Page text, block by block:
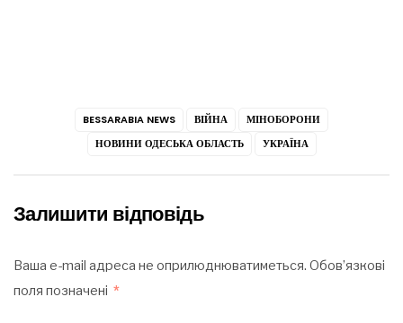
BESSARABIA NEWS ВІЙНА
МІНОБОРОНИ
НОВИНИ ОДЕСЬКА ОБЛАСТЬ
УКРАЇНА
Залишити відповідь
Ваша e-mail адреса не оприлюднюватиметься. Обов’язкові
поля позначені *